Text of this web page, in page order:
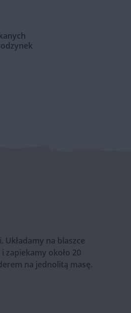
na blaszce
zapiekamy około 20
na jednolitą masę.